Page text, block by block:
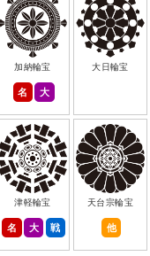
加納輪宝
名 大
大日輪宝
津軽輪宝
名 大 戦
天台宗輪宝
他